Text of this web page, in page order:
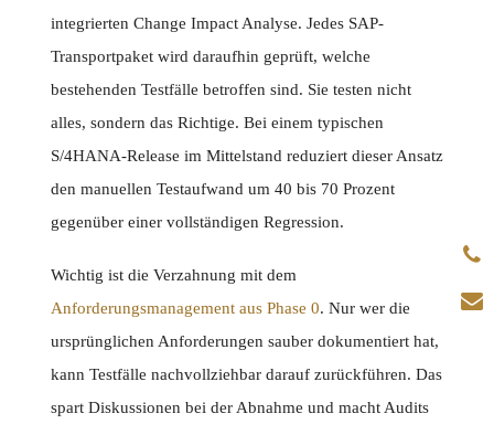
integrierten Change Impact Analyse. Jedes SAP-
Transportpaket wird daraufhin geprüft, welche
bestehenden Testfälle betroffen sind. Sie testen nicht
alles, sondern das Richtige. Bei einem typischen
S/4HANA-Release im Mittelstand reduziert dieser Ansatz
den manuellen Testaufwand um 40 bis 70 Prozent
gegenüber einer vollständigen Regression.
Wichtig ist die Verzahnung mit dem
Anforderungsmanagement aus Phase 0. Nur wer die
ursprünglichen Anforderungen sauber dokumentiert hat,
kann Testfälle nachvollziehbar darauf zurückführen. Das
spart Diskussionen bei der Abnahme und macht Audits